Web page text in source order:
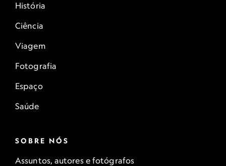
História
Ciência
Viagem
Fotografia
Espaço
Saúde
SOBRE NÓS
Assuntos, autores e fotógrafos